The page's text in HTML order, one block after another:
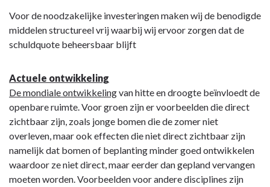
Voor de noodzakelijke investeringen maken wij de benodigde
middelen structureel vrij waarbij wij ervoor zorgen dat de
schuldquote beheersbaar blijft
Actuele ontwikkeling
De mondiale ontwikkelingvan hitte en droogte beïnvloedt de
openbare ruimte. Voor groen zijn er voorbeelden die direct
zichtbaar zijn, zoals jonge bomen die de zomer niet
overleven, maar ook effecten die niet direct zichtbaar zijn
namelijk dat bomen of beplanting minder goed ontwikkelen
waardoor ze niet direct, maar eerder dan gepland vervangen
moeten worden. Voorbeelden voor andere disciplines zijn